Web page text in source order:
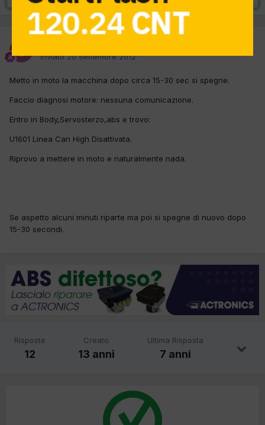
Inviato20 Settembre 2012
Metto in moto la macchina dopo circa 15-30 sec si spegne.
Faccio diagnosi motore: nessuna comunicazione.
Entro in Body,Servosterzo,abs e trovo:
U1601 Linea Can High Disattivata.
Riprovo a mettere in moto e naturalmente nada.
Se aspetto alcuni minuti riparte ma poi si spegne di nuovo dopo
15-30 secondi.
Risposte
12
Creato
13 anni
Ultima Risposta
7 anni